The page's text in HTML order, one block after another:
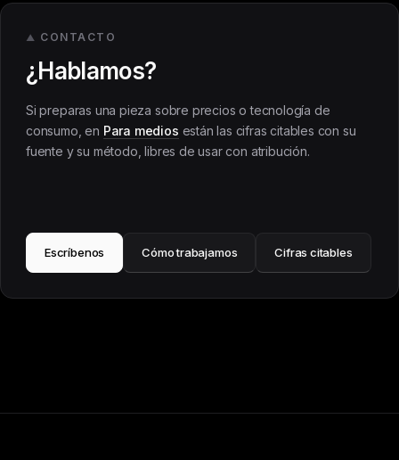
CONTACTO
¿Hablamos?
Si preparas una pieza sobre precios o tecnología de
consumo, en Para medios están las cifras citables con su
fuente y su método, libres de usar con atribución.
Escríbenos Cómo trabajamos Cifras citables